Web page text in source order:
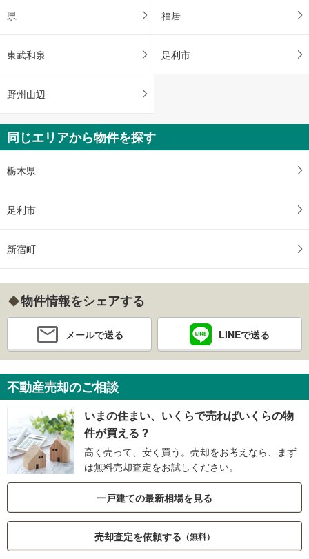
県 福居
東武和泉 足利市
野州山辺
同じエリアから物件を探す
栃木県
足利市
新宿町
物件情報をシェアする
メールで送る LINEで送る
不動産売却のご相談
いまの住まい、いくらで売ればいくらの物
件が買える？
高く売って、安く買う。売却をお考えなら、まず
は無料売却査定をお試しください。
一戸建ての最新相場を見る
売却査定を依頼する （無料）